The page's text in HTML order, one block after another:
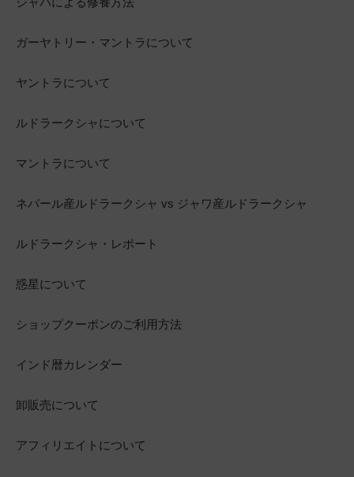
ガーヤトリー・マントラについて
ヤントラについて
ルドラークシャについて
マントラについて
ネパール産ルドラークシャ vs ジャワ産ルドラークシャ
ルドラークシャ・レポート
惑星について
ショップクーポンのご利用方法
インド暦カレンダー
卸販売について
アフィリエイトについて